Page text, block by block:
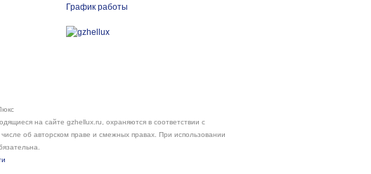
График работы
на сайте gzhellux.ru, охраняются в соответствии с
об авторском праве и смежных правах. При использовании